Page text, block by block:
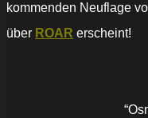
kommenden Neuflage
über ROAR erscheint!